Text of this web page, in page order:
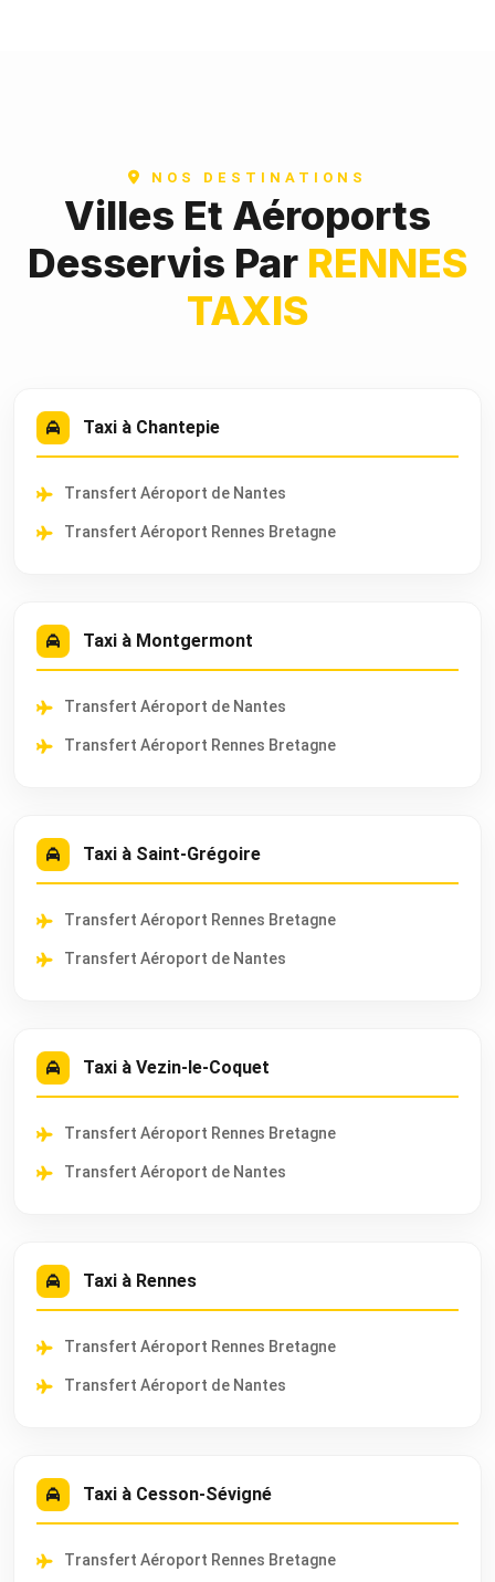
NOS DESTINATIONS
Villes Et Aéroports
Desservis Par RENNES
TAXIS
Taxi à Chantepie
Transfert Aéroport de Nantes
Transfert Aéroport Rennes Bretagne
Taxi à Montgermont
Transfert Aéroport de Nantes
Transfert Aéroport Rennes Bretagne
Taxi à Saint-Grégoire
Transfert Aéroport Rennes Bretagne
Transfert Aéroport de Nantes
Taxi à Vezin-le-Coquet
Transfert Aéroport Rennes Bretagne
Transfert Aéroport de Nantes
Taxi à Rennes
Transfert Aéroport Rennes Bretagne
Transfert Aéroport de Nantes
Taxi à Cesson-Sévigné
Transfert Aéroport Rennes Bretagne